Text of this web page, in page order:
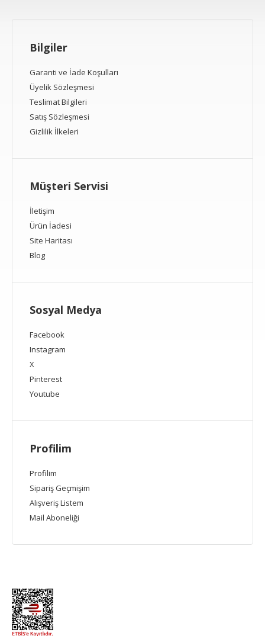
Bilgiler
Garanti ve İade Koşulları
Üyelik Sözleşmesi
Teslimat Bilgileri
Satış Sözleşmesi
Gizlilik İlkeleri
Müşteri Servisi
İletişim
Ürün İadesi
Site Haritası
Blog
Sosyal Medya
Facebook
Instagram
X
Pinterest
Youtube
Profilim
Profilim
Sipariş Geçmişim
Alışveriş Listem
Mail Aboneliği